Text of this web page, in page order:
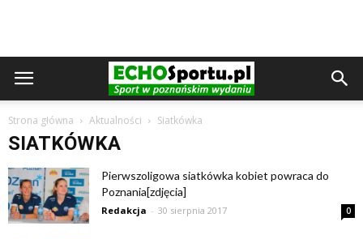
Strona główna Aktualności Siatkówka
SIATKÓWKA
Pierwszoligowa siatkówka kobiet powraca do
Poznania[zdjęcia]
Redakcja - 30 sierpnia 2017 0